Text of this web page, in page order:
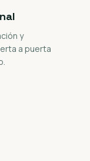
y
a puerta